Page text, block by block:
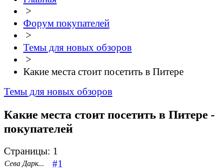
>
Форум покупателей
>
Темы для новых обзоров
>
Какие места стоит посетить в Питере
Темы для новых обзоров
Какие места стоит посетить в Питере
покупателей
Страницы: 1
Сева Дарк...
#1